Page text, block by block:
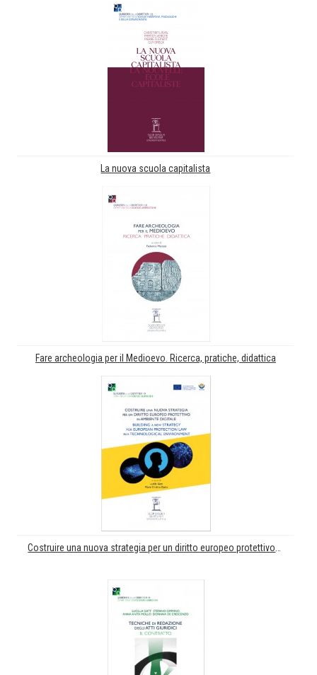
La nuova scuola capitalista
Fare archeologia per il Medioevo. Ricerca, pratiche, didattica